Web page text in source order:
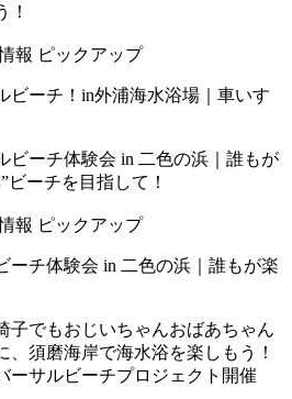
報 ピックアップ
ビーチ！in外浦海水浴場｜車いす
報 ピックアップ
ーチ体験会 in 二色の浜｜誰もが楽